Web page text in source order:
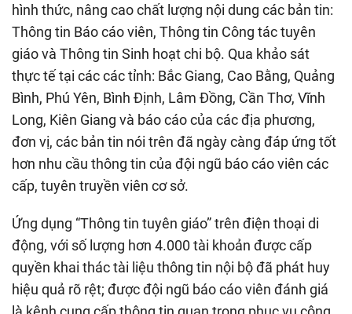
hình thức, nâng cao chất lượng nội dung các bản tin:
Thông tin Báo cáo viên, Thông tin Công tác tuyên
giáo và Thông tin Sinh hoạt chi bộ. Qua khảo sát
thực tế tại các các tỉnh: Bắc Giang, Cao Bằng, Quảng
Bình, Phú Yên, Bình Định, Lâm Đồng, Cần Thơ, Vĩnh
Long, Kiên Giang và báo cáo của các địa phương,
đơn vị, các bản tin nói trên đã ngày càng đáp ứng tốt
hơn nhu cầu thông tin của đội ngũ báo cáo viên các
cấp, tuyên truyền viên cơ sở.
Ứng dụng “Thông tin tuyên giáo” trên điện thoại di
động, với số lượng hơn 4.000 tài khoản được cấp
quyền khai thác tài liệu thông tin nội bộ đã phát huy
hiệu quả rõ rệt; được đội ngũ báo cáo viên đánh giá